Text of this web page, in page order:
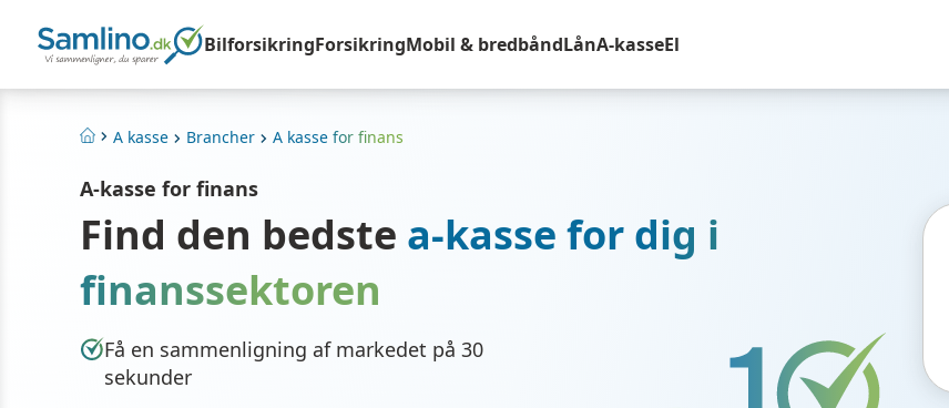
BilforsikringForsikringMobil & bredbåndLånA-kasseEl
A kasse Brancher A kasse for finans
A-kasse for finans
Find den bedste a-kasse for dig i
finanssektoren
Få en sammenligning af markedet på 30
sekunder